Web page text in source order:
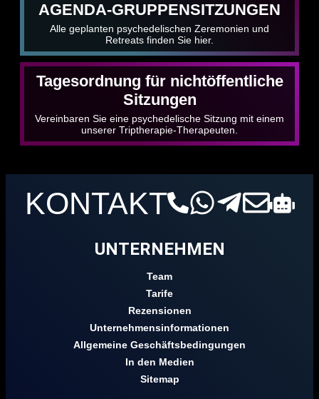
AGENDA-GRUPPENSITZUNGEN
Alle geplanten psychedelischen Zeremonien und
Retreats finden Sie hier.
Tagesordnung für nichtöffentliche
Sitzungen
Vereinbaren Sie eine psychedelische Sitzung mit einem
unserer Triptherapie-Therapeuten.
KONTAKT
UNTERNEHMEN
Team
Tarife
Rezensionen
Unternehmensinformationen
Allgemeine Geschäftsbedingungen
In den Medien
Sitemap